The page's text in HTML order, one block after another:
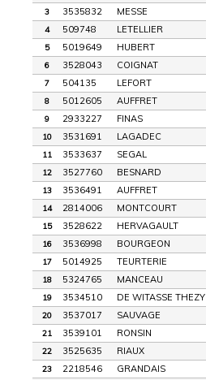
3 3535832 MESSE
4 509748 LETELLIER
5 5019649 HUBERT
6 3528043 COIGNAT
7 504135 LEFORT
8 5012605 AUFFRET
9 2933227 FINAS
10 3531691 LAGADEC
11 3533637 SEGAL
12 3527760 BESNARD
13 3536491 AUFFRET
14 2814006 MONTCOURT
15 3528622 HERVAGAULT
16 3536998 BOURGEON
17 5014925 TEURTERIE
18 5324765 MANCEAU
19 3534510 DE WITASSE THEZY
20 3537017 SAUVAGE
21 3539101 RONSIN
22 3525635 RIAUX
23 2218546 GRANDAIS